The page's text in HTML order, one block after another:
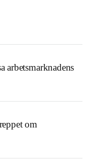
arbetsmarknadens
om